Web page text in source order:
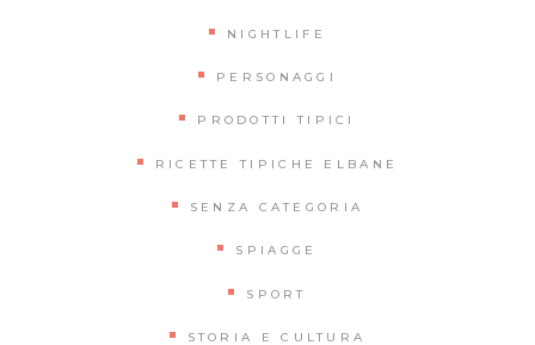
NIGHTLIFE
PERSONAGGI
PRODOTTI TIPICI
RICETTE TIPICHE ELBANE
SENZA CATEGORIA
SPIAGGE
SPORT
STORIA E CULTURA